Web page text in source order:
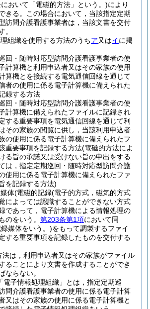
おいて「電磁的方法」という。)により
きる。
この場合において，当該指定定期
訪問介護看護事業者は，当該文書を交付
。
組織を使用する方法のうちア又はイに掲
回・随時対応型訪問介護看護事業者の使
計算機と利用申込者又はその家族の使用
算機とを接続する電気通信回線を通じて
者の使用に係る電子計算機に備えられた
録する方法
回・随時対応型訪問介護看護事業者の使
計算機に備えられたファイルに記録され
する重要事項を電気通信回線を通じて利
その家族の閲覧に供し，当該利用申込者
の使用に係る電子計算機に備えられたフ
重要事項を記録する方法(電磁的方法によ
る旨の承諾又は受けない旨の申出をする
は，指定定期巡回・随時対応型訪問介護
使用に係る電子計算機に備えられたファ
を記録する方法)
体(電磁的記録(電子的方式，磁気的方式
によっては認識することができない方式
であって，電子計算機による情報処理の
のをいう。 第203条第1項において同
媒体をいう。)をもって調製するファイ
する重要事項を記録したものを交付する
法は，利用申込者又はその家族がファイル
ることにより文書を作成することができ
ならない。
電子情報処理組織」とは，指定定期巡
問介護看護事業者の使用に係る電子計算
又はその家族の使用に係る電子計算機と